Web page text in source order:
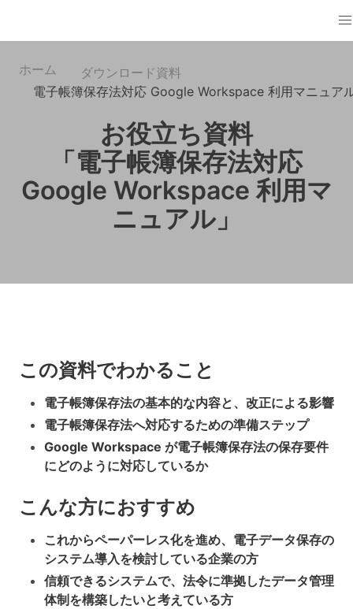
ホーム
ダウンロード資料
電子帳簿保存法対応 Google Workspace 利用マニュア
お役立ち資料
「電子帳簿保存法対応
Google Workspace 利用マ
ニュアル」
この資料でわかること
電子帳簿保存法の基本的な内容と、改正による影響
電子帳簿保存法へ対応するための準備ステップ
Google Workspace が電子帳簿保存法の保存要件
にどのように対応しているか
こんな方におすすめ
これからペーパーレス化を進め、電子データ保存の
システム導入を検討している企業の方
信頼できるシステムで、法令に準拠したデータ管理
体制を構築したいと考えている方